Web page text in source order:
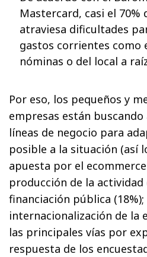
Mastercard, casi el 70%
atraviesa dificultades
gastos corrientes como
nóminas o del local a
Por eso, los pequeños y
empresas están
líneas de negocio para
posible a la situación (así
apuesta por el
producción de la actividad
financiación pública
internacionalización de la
las principales vías por
respuesta de los